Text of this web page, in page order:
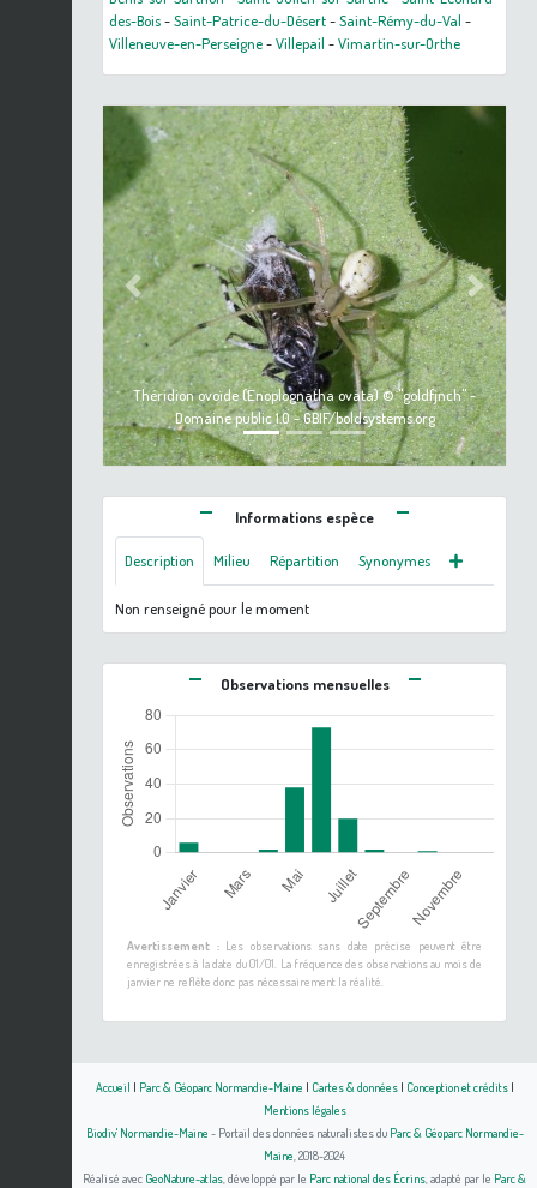
des-Bois-Saint-Patrice-du-Désert-Saint-Rémy-du-Val -
Villeneuve-en-Perseigne-Villepail -Vimartin-sur-Orthe
Théridion ovoïde (Enoplognatha ovata) © "goldfjnch" -
Domaine public 1.0 - GBIF/boldsystems.org
Previous Next
Informations espèce
Description Milieu Répartition Synonymes
Non renseigné pour le moment
Observations mensuelles
Avertissement :Les observations sans date précise peuvent être
enregistrées à la date du 01/01. La fréquence des observations au mois de
janvier ne reflète donc pas nécessairement la réalité.
Accueil | Parc & Géoparc Normandie-Maine | Cartes & données| Conception et crédits|
Mentions légales
Biodiv' Normandie-Maine - Portail des données naturalistes du Parc & Géoparc Normandie-
Maine , 2018-2024
Réalisé avec GeoNature-atlas , développé par le Parc national des Écrins , adapté par le Parc &